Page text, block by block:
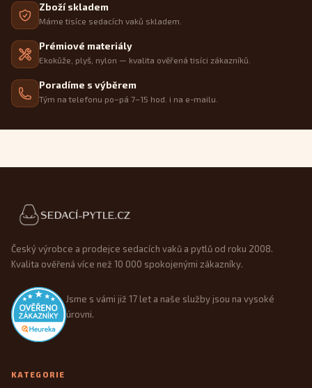
Zboží skladem
Máme tisíce sedacích vaků skladem.
Prémiové materiály
Ekokůže, plyš, nylon — kvalita ověřená tisíci zákazníků.
Poradíme s výběrem
Tým na telefonu po–pá 7–15 hod. i na e-mailu.
Patička webu
Český výrobce a prodejce sedacích vaků a pytlů od roku 2008.
Kvalita ověřená více než 10 000 spokojenými zákazníky.
Jsme s vámi již 17 let a naše služby jsou na vysoké
úrovni.
KATEGORIE